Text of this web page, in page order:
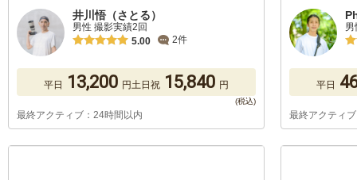
井川悟（さとる）
男性 撮影実績2回
5.00
2件
平日 13,200 円土日祝 15,840 円
最終アクティブ：24時間以内
平日
最終アクティ